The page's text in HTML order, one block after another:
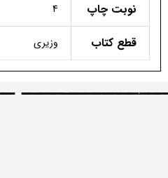
نوبت چاپ 4
قطع کتاب وزیری